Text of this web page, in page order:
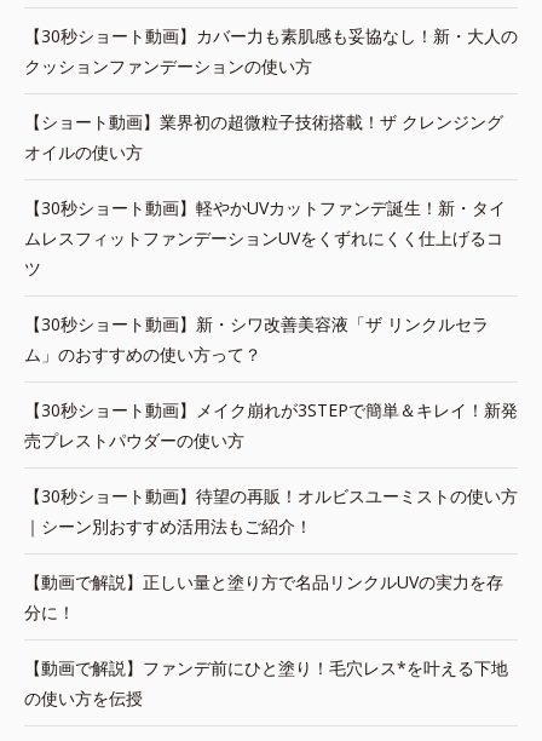
【30秒ショート動画】カバー力も素肌感も妥協なし！新・大人の
クッションファンデーションの使い方
【ショート動画】業界初の超微粒子技術搭載！ザ クレンジング
オイルの使い方
【30秒ショート動画】軽やかUVカットファンデ誕生！新・タイ
ムレスフィットファンデーションUVをくずれにくく仕上げるコ
ツ
【30秒ショート動画】新・シワ改善美容液「ザ リンクルセラ
ム」のおすすめの使い方って？
【30秒ショート動画】メイク崩れが3STEPで簡単＆キレイ！新発
売プレストパウダーの使い方
【30秒ショート動画】待望の再販！オルビスユーミストの使い方
｜シーン別おすすめ活用法もご紹介！
【動画で解説】正しい量と塗り方で名品リンクルUVの実力を存
分に！
【動画で解説】ファンデ前にひと塗り！毛穴レス*を叶える下地
の使い方を伝授